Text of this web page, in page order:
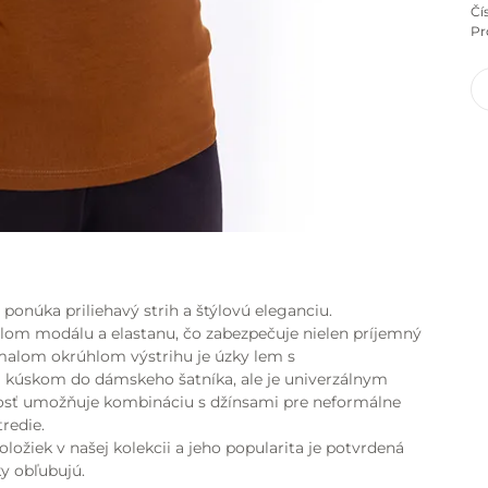
priliehavý strih a štýlovú eleganciu.
modálu a elastanu, čo zabezpečuje nielen príjemný
okrúhlom výstrihu je úzky lem s
do dámskeho šatníka, ale je univerzálnym
umožňuje kombináciu s džínsami pre neformálne
v našej kolekcii a jeho popularita je potvrdená
obľubujú.